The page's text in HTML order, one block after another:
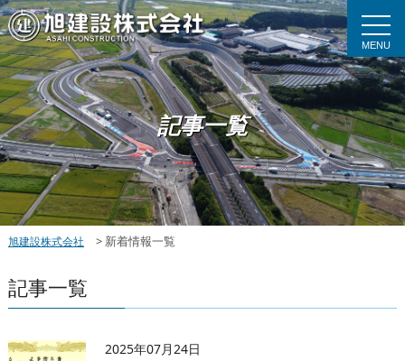
MENU
記事一覧
旭建設株式会社 > 新着情報一覧
記事一覧
2025年07月24日